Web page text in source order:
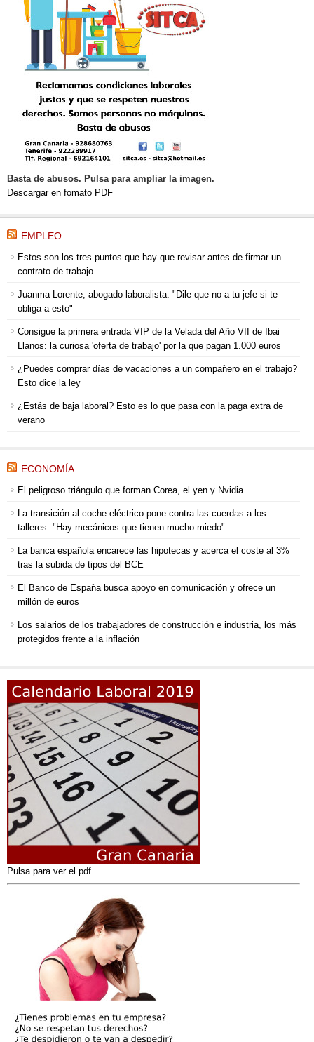
Basta de abusos. Pulsa para ampliar la imagen.
Descargar en fomato PDF
EMPLEO
Estos son los tres puntos que hay que revisar antes de firmar un
contrato de trabajo
Juanma Lorente, abogado laboralista: "Dile que no a tu jefe si te
obliga a esto"
Consigue la primera entrada VIP de la Velada del Año VII de Ibai
Llanos: la curiosa 'oferta de trabajo' por la que pagan 1.000 euros
¿Puedes comprar días de vacaciones a un compañero en el trabajo?
Esto dice la ley
¿Estás de baja laboral? Esto es lo que pasa con la paga extra de
verano
ECONOMÍA
El peligroso triángulo que forman Corea, el yen y Nvidia
La transición al coche eléctrico pone contra las cuerdas a los
talleres: "Hay mecánicos que tienen mucho miedo"
La banca española encarece las hipotecas y acerca el coste al 3%
tras la subida de tipos del BCE
El Banco de España busca apoyo en comunicación y ofrece un
millón de euros
Los salarios de los trabajadores de construcción e industria, los más
protegidos frente a la inflación
Pulsa para ver el pdf